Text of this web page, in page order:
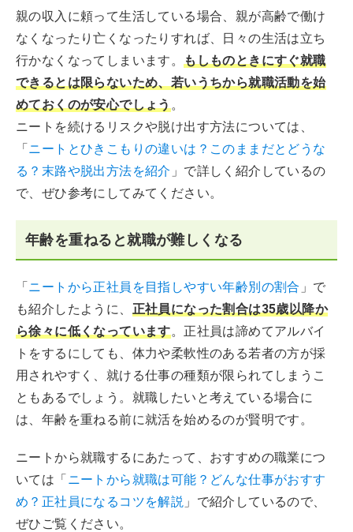
親の収入に頼って生活している場合、親が高齢で働け
なくなったり亡くなったりすれば、日々の生活は立ち
行かなくなってしまいます。もしものときにすぐ就職
できるとは限らないため、若いうちから就職活動を始
めておくのが安心でしょう。
ニートを続けるリスクや脱け出す方法については、
「ニートとひきこもりの違いは？このままだとどうな
る？末路や脱出方法を紹介 」で詳しく紹介しているの
で、ぜひ参考にしてみてください。
年齢を重ねると就職が難しくなる
「ニートから正社員を目指しやすい年齢別の割合 」で
も紹介したように、 正社員になった割合は35歳以降か
ら徐々に低くなっています。正社員は諦めてアルバイ
トをするにしても、体力や柔軟性のある若者の方が採
用されやすく、就ける仕事の種類が限られてしまうこ
ともあるでしょう。就職したいと考えている場合に
は、年齢を重ねる前に就活を始めるのが賢明です。
ニートから就職するにあたって、おすすめの職業につ
いては「ニートから就職は可能？どんな仕事がおすす
め？正社員になるコツを解説 」で紹介しているので、
ぜひご覧ください。